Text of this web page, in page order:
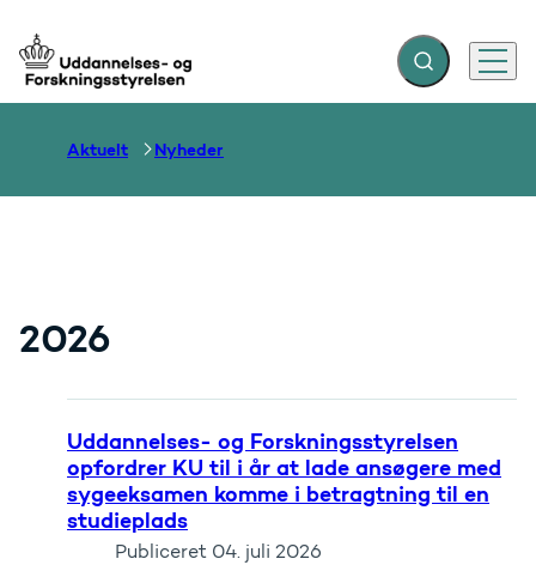
Gå til forsiden Fold søgefelt ud
Menu
Aktuelt Nyheder
2026
Uddannelses- og Forskningsstyrelsen
opfordrer KU til i år at lade ansøgere med
sygeeksamen komme i betragtning til en
studieplads
Publiceret 04. juli 2026